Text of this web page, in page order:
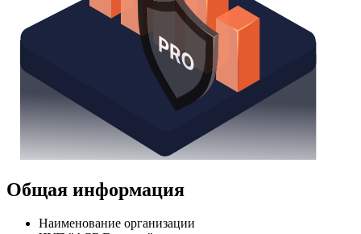
Общая информация
Наименование организации